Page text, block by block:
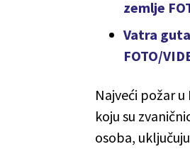
zemlje
Vatra
FOTO/
Najveći požar
koju su
osoba,